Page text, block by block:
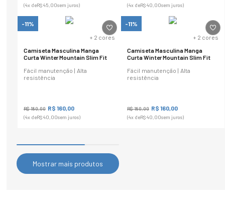
(4x deR$45,00sem juros) (4x deR$40,00sem juros)
-11%
+ 2 cores
Camiseta Masculina Manga
Curta Winter Mountain Slim Fit
Fácil manutenção | Alta
resistência
R$180,00 R$ 160, 00
(4x deR$40,00sem juros)
-11%
+ 2 cores
Camiseta Masculina Manga
Curta Winter Mountain Slim Fit
Fácil manutenção | Alta
resistência
R$180,00 R$ 160 00
(4x deR$40,00sem juros)
Mostrar mais produtos